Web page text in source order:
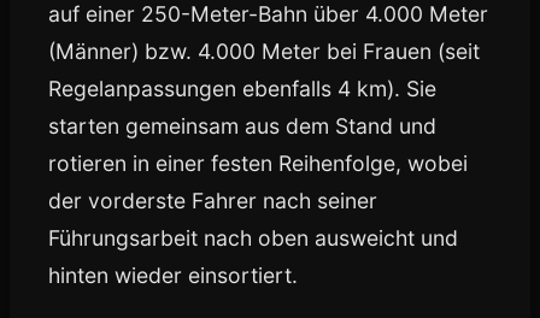
auf einer 250-Meter-Bahn über 4.000 Meter
(Männer) bzw. 4.000 Meter bei Frauen (seit
Regelanpassungen ebenfalls 4 km). Sie
starten gemeinsam aus dem Stand und
rotieren in einer festen Reihenfolge, wobei
der vorderste Fahrer nach seiner
Führungsarbeit nach oben ausweicht und
hinten wieder einsortiert.